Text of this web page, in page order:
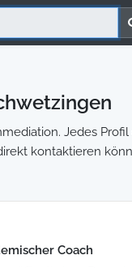
Jedes
kontaktieren
Coach